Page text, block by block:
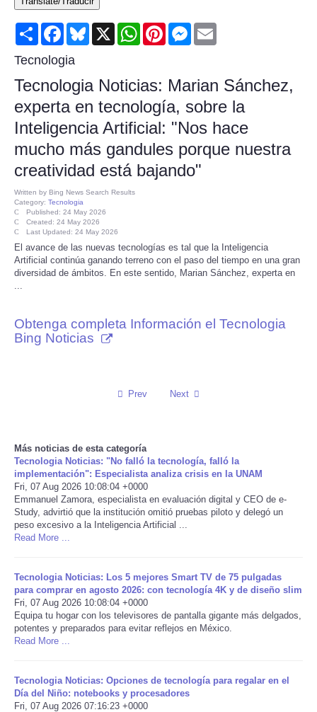
Consumer
Consumer Affairs Recalls
Food & Drug Recalls
Product Safety News
Entertainment
Health
Pets
Politics
Reviews
Sports
Technology
Travel
World
NOTICIAS
America Latina
Share FacebookBluesky
X WhatsAppPinterestMessenger
Tecnologia
Tecnologia Noticias: Marian Sánchez,
experta en tecnología, sobre la
Inteligencia Artificial: "Nos hace
mucho más gandules porque nuestra
creatividad está bajando"
Written by Bing News Search Results
Category: Tecnologia
Published: 24 May 2026
Created: 24 May 2026
Last Updated: 24 May 2026
El avance de las nuevas tecnologías es tal que la Inteligencia
Artificial continúa ganando terreno con el paso del tiempo en una gran
diversidad de ámbitos. En este sentido, Marian Sánchez, experta en
Obtenga completa Información el Tecnologia
Bing Noticias
Prev Next
Más noticias de esta categoría
Tecnologia Noticias: "No falló la tecnología, falló la
implementación": Especialista analiza crisis en la UNAM
Fri, 07 Aug 2026 10:08:04 +0000
Emmanuel Zamora, especialista en evaluación digital y CEO de e-
Study, advirtió que la institución omitió pruebas piloto y delegó un
peso excesivo a la Inteligencia Artificial ...
Read More ...
Tecnologia Noticias: Los 5 mejores Smart TV de 75 pulgadas
para comprar en agosto 2026: con tecnología 4K y de diseño slim
Fri, 07 Aug 2026 10:08:04 +0000
Equipa tu hogar con los televisores de pantalla gigante más delgados,
potentes y preparados para evitar reflejos en México.
Read More ...
Tecnologia Noticias: Opciones de tecnología para regalar en el
Día del Niño: notebooks y procesadores
Fri, 07 Aug 2026 07:16:23 +0000